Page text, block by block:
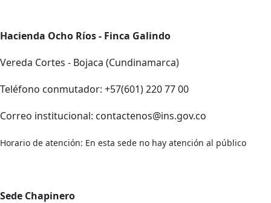
Hacienda Ocho Ríos - Finca Galindo
Vereda Cortes - Bojaca (Cundinamarca)
Teléfono conmutador: +57(601) 220 77 00
Correo institucional: contactenos@ins.gov.co
Horario de atención: En esta sede no hay atención al público
Sede Chapinero